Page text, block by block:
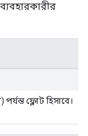
ফ্লোট হিসাবে।